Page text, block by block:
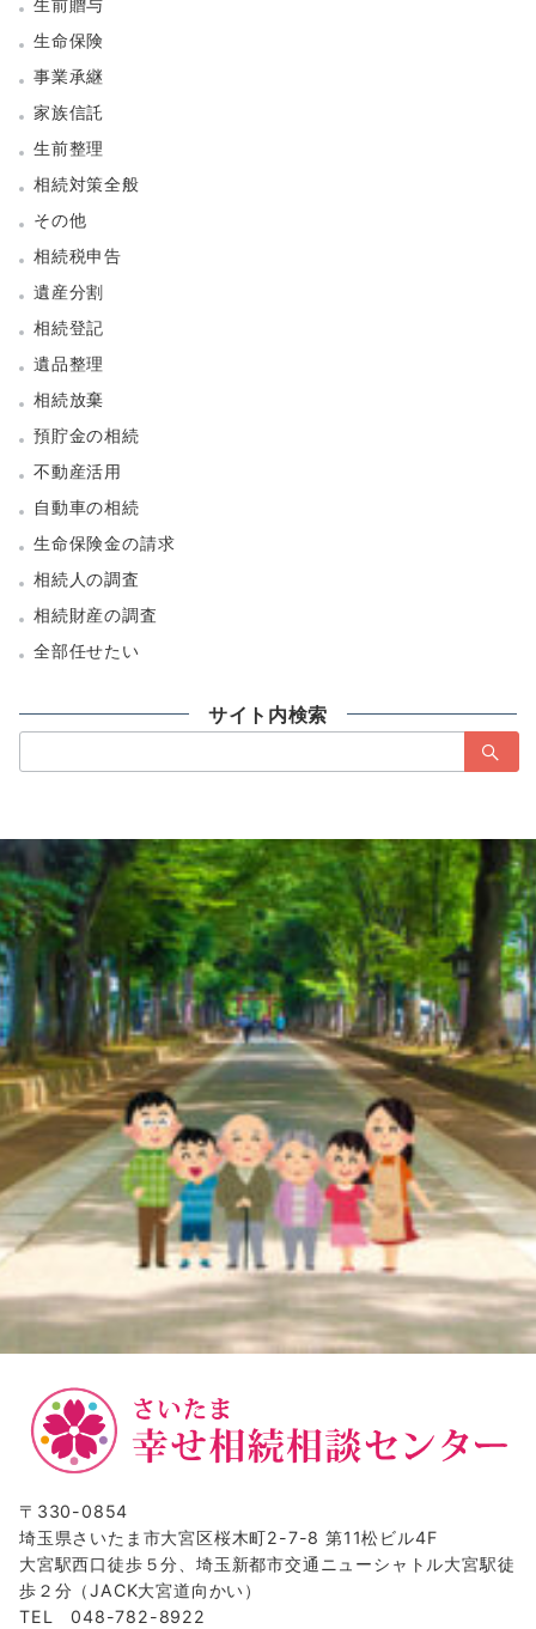
生前贈与
生命保険
事業承継
家族信託
生前整理
相続対策全般
その他
相続税申告
遺産分割
相続登記
遺品整理
相続放棄
預貯金の相続
不動産活用
自動車の相続
生命保険金の請求
相続人の調査
相続財産の調査
全部任せたい
サイト内検索
索：
〒330-0854
埼玉県さいたま市大宮区桜木町2-7-8 第11松ビル4F
大宮駅西口徒歩５分、埼玉新都市交通ニューシャトル大宮駅徒
歩２分（JACK大宮道向かい）
TEL 048-782-8922